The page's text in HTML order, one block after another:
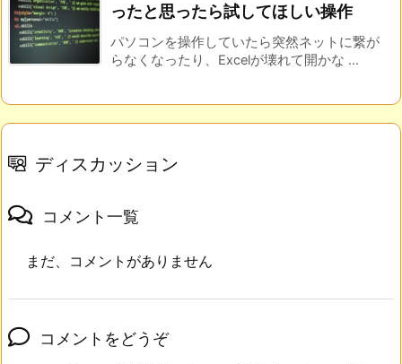
ったと思ったら試してほしい操作
パソコンを操作していたら突然ネットに繋が
らなくなったり、Excelが壊れて開かな ...
ディスカッション
コメント一覧
まだ、コメントがありません
コメントをどうぞ